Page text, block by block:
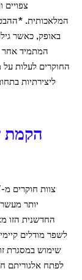
צפויים
המלאכותית.
באופק, כאשר
המתמיד אחר
החוקרים לעלות על
ליצירתיות
הקמת
צוות חוקרים מ-MIT פיתח
יותר
החדשנית הזו
לשפר מודלים
שימוש במסגרת
לפתח אלגוריתם